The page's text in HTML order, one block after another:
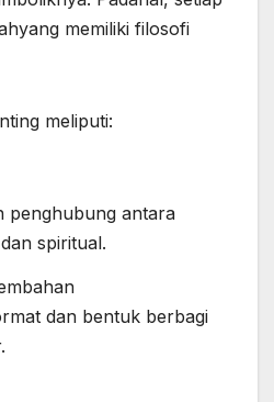
memiliki filosofi
meliputi:
penghubung antara
spiritual.
dan bentuk berbagi